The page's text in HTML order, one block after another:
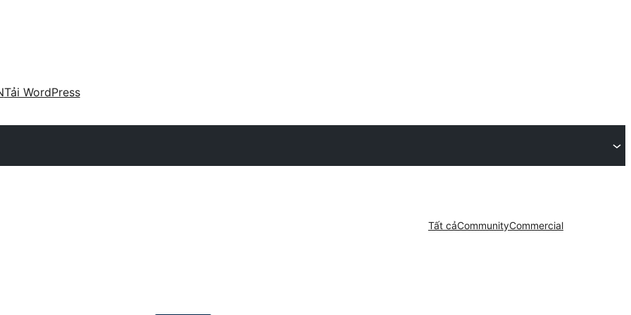
Tải WordPress
Tất cảCommunityCommercial